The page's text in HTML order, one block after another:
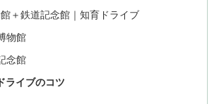
＋鉄道記念館｜知育ドライブ
物館
念館
ライブのコツ